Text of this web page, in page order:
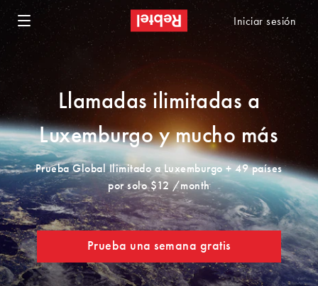
Iniciar sesión
Llamadas ilimitadas a
Luxemburgo y mucho más
Prueba Global Ilimitado a Luxemburgo + 49 países
por solo $12 /month
Prueba una semana gratis